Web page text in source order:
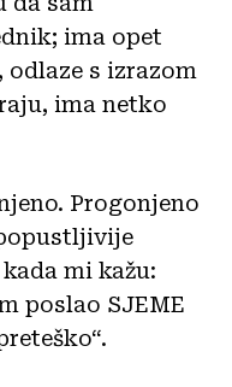
ima opet
s izrazom
ima netko
Progonjeno
mi kažu:
poslao SJEME